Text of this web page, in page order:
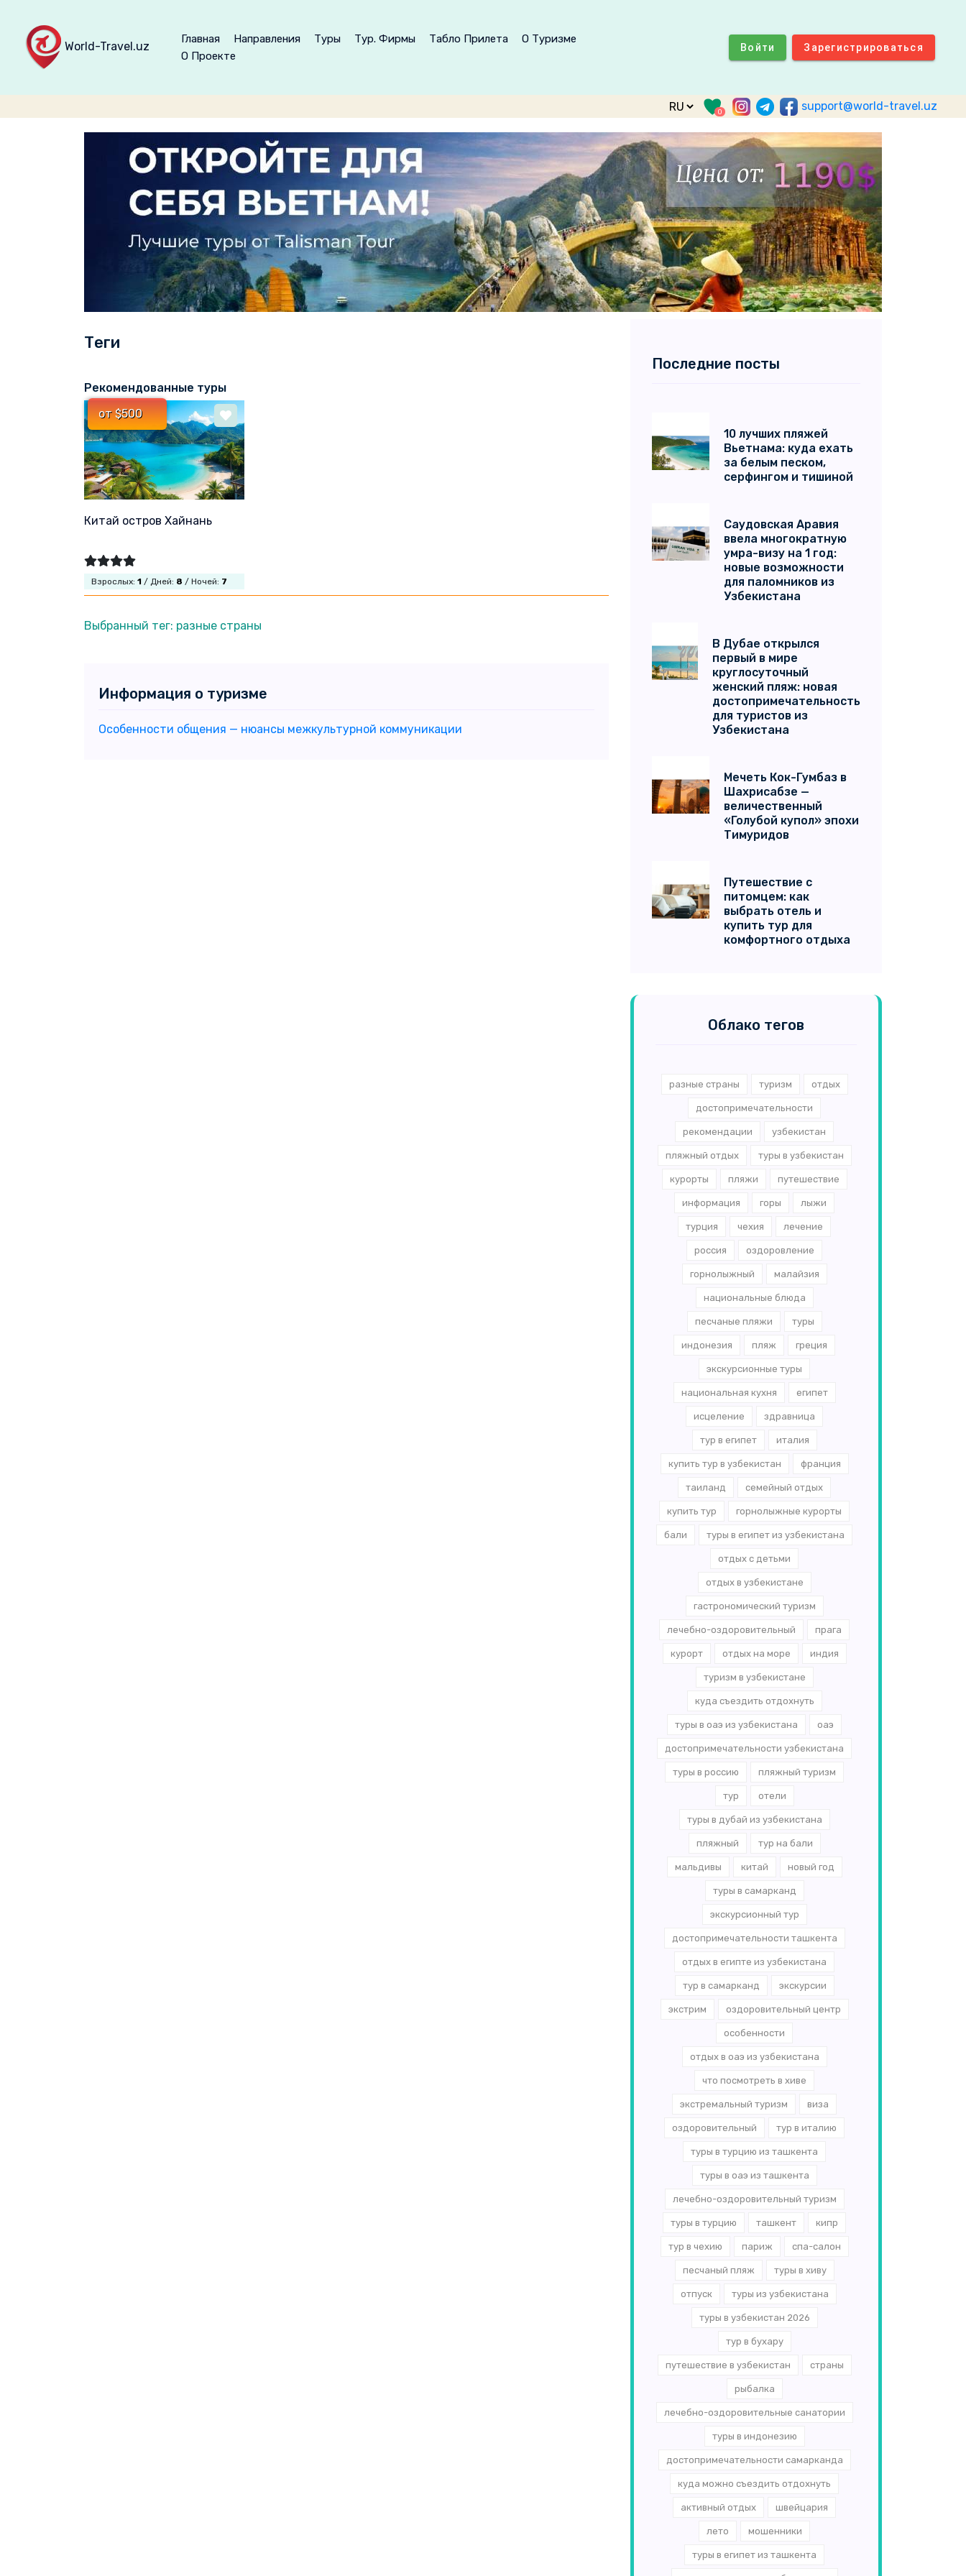
World-Travel.uz
Главная Направления Туры Тур. Фирмы Табло Прилета
О Туризме
О Проекте
Войти Зарегистрироваться
0 support@world-travel.uz
Теги
Рекомендованные туры
от $500
Китай остров Хайнань
Взрослых: 1 / Дней: 8 / Ночей: 7
Выбранный тег: разные страны
Информация о туризме
Особенности общения — нюансы межкультурной коммуникации
Последние посты
10 лучших пляжей
Вьетнама: куда ехать
за белым песком,
серфингом и тишиной
Саудовская Аравия
ввела многократную
умра-визу на 1 год:
новые возможности
для паломников из
Узбекистана
В Дубае открылся
первый в мире
круглосуточный
женский пляж: новая
достопримечательность
для туристов из
Узбекистана
Мечеть Кок-Гумбаз в
Шахрисабзе —
величественный
«Голубой купол» эпохи
Тимуридов
Путешествие с
питомцем: как
выбрать отель и
купить тур для
комфортного отдыха
Облако тегов
разные страны туризм отдых
достопримечательности
рекомендации узбекистан
пляжный отдых туры в узбекистан
курорты пляжи путешествие
информация горы лыжи
турция чехия лечение
россия оздоровление
горнолыжный малайзия
национальные блюда
песчаные пляжи туры
индонезия пляж греция
экскурсионные туры
национальная кухня египет
исцеление здравница
тур в египет италия
купить тур в узбекистан франция
таиланд семейный отдых
купить тур горнолыжные курорты
бали туры в египет из узбекистана
отдых с детьми
отдых в узбекистане
гастрономический туризм
лечебно-оздоровительный прага
курорт отдых на море индия
туризм в узбекистане
куда съездить отдохнуть
туры в оаэ из узбекистана оаэ
достопримечательности узбекистана
туры в россию пляжный туризм
тур отели
туры в дубай из узбекистана
пляжный тур на бали
мальдивы китай новый год
туры в самарканд
экскурсионный тур
достопримечательности ташкента
отдых в египте из узбекистана
тур в самарканд экскурсии
экстрим оздоровительный центр
особенности
отдых в оаэ из узбекистана
что посмотреть в хиве
экстремальный туризм виза
оздоровительный тур в италию
туры в турцию из ташкента
туры в оаэ из ташкента
лечебно-оздоровительный туризм
туры в турцию ташкент кипр
тур в чехию париж спа-салон
песчаный пляж туры в хиву
отпуск туры из узбекистана
туры в узбекистан 2026
тур в бухару
путешествие в узбекистан страны
рыбалка
лечебно-оздоровительные санатории
туры в индонезию
достопримечательности самарканда
куда можно съездить отдохнуть
активный отдых швейцария
лето мошенники
туры в египет из ташкента